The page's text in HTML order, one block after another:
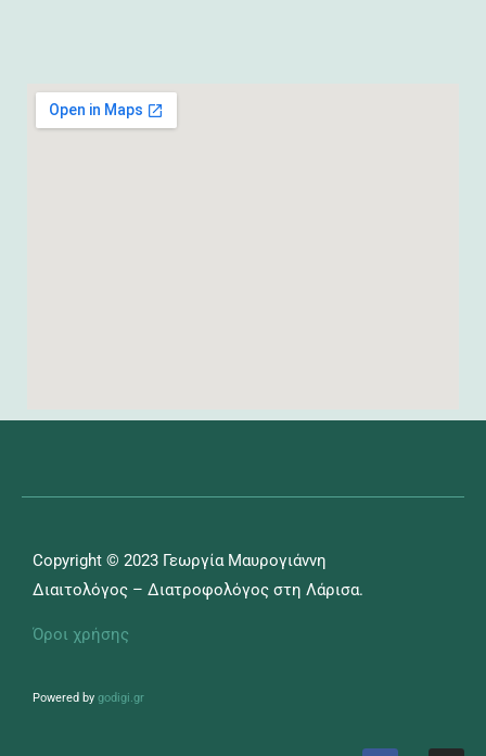
Copyright © 2023 Γεωργία Μαυρογιάννη
Διαιτολόγος – Διατροφολόγος στη Λάρισα.
Όροι χρήσης
Powered by godigi.gr